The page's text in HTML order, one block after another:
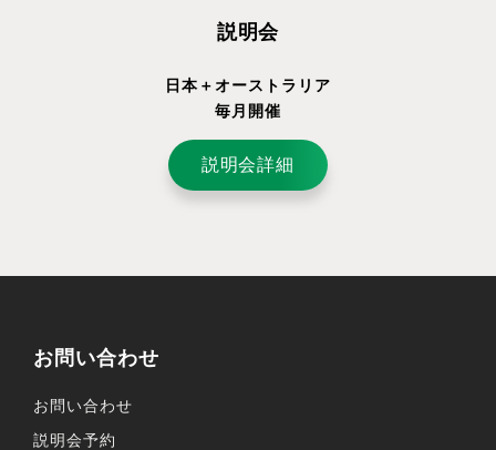
説明会
日本＋オーストラリア
毎月開催
説明会詳細
お問い合わせ
お問い合わせ
説明会予約